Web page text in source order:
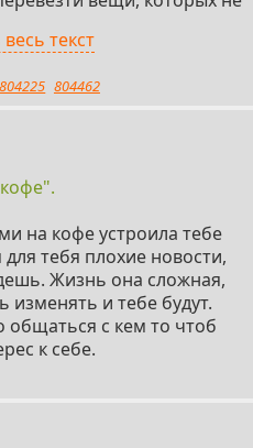
на пару дней и рванул
доработал две недели и
заделает с "такая
я люто какое-то
разузнать классику
и ничего из этого не
Батю дома не
поехал в город, где
да и одному, думал,
продолжились.
пришлось снова
и съебал
знает, не узнавал и
Я ее сразу везде в
текст
804225 804462
на кофе устроила тебе
тебя плохие новости,
Жизнь она сложная,
и тебе будут.
общаться с кем то чтоб
к себе.